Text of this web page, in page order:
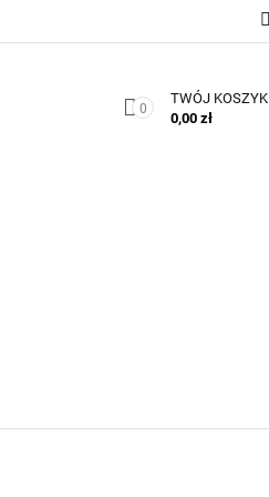
0
TWÓJ KOSZYK
0,00 zł